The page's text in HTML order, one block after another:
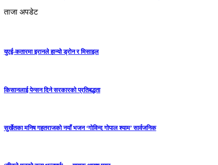
ताजा अपडेट
युएई-कतारमा इरानले हान्यो ड्रोन र मिसाइल
किसानलाई पेन्सन दिने सरकारको प्रतिबद्धता
सुर्खेतका मनिष गहतराजको नयाँ भजन ‘गोविन्द गोपाल श्याम’ सार्वजनिक